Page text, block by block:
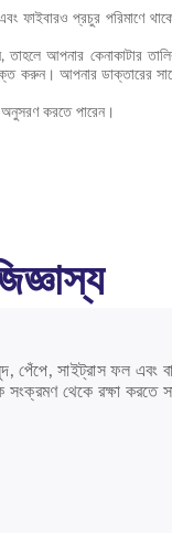
ফাইবারও প্রচুর পরিমাণে
তাহলে আপনার কেনাকাটার
করুন। আপনার ডাক্তারের
করতে পারেন।
সাইট্রাস ফল এবং
সংক্রমণ থেকে রক্ষা করতে